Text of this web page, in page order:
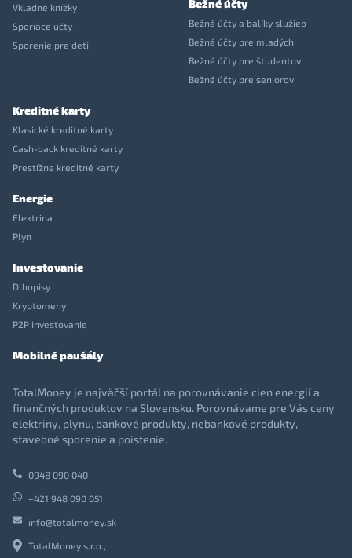
Vkladné knížky
Sporiace účty
Sporenie pre deti
Bežné účty
Bežné účty a balíky služieb
Bežné účty pre mladých
Bežné účty pre študentov
Bežné účty pre seniorov
Kreditné karty
Klasické kreditné karty
Cash-back kreditné karty
Prestížne kreditné karty
Energie
Elektrina
Plyn
Investovanie
Dlhopisy
Kryptomeny
P2P investovanie
Mobilné paušály
TotalMoney je najväčší portál na porovnávanie cien energií a
finančných produktov na Slovensku. Porovnávame pre Vás ceny
elektriny, plynu, bankové produkty, nebankové produkty,
stavebné sporenie a poistenie.
0948 090 040
+421 948 090 051
info@totalmoney.sk
TotalMoney s.r.o.,